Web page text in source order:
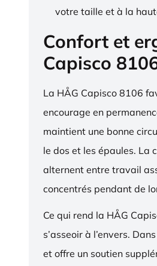
votre taille et à la
Confort et
Capisco
La HÅG Capisco 8106
encourage en
maintient une bonne
le dos et les épaules. La
alternent entre travail
concentrés pendant de
Ce qui rend la HÅG
s’asseoir à l’envers.
et offre un soutien